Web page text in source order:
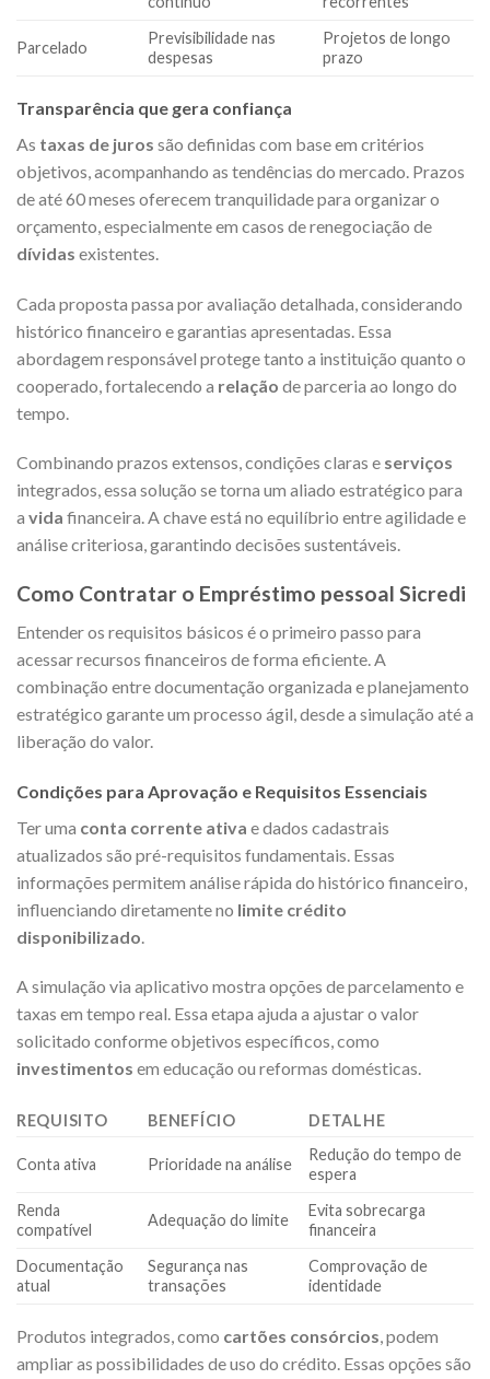
Parcelado
Previsibilidade nas
despesas
Projetos de longo
prazo
Transparência que gera confiança
As taxas de juros são definidas com base em critérios
objetivos, acompanhando as tendências do mercado. Prazos
de até 60 meses oferecem tranquilidade para organizar o
orçamento, especialmente em casos de renegociação de
dívidas existentes.
Cada proposta passa por avaliação detalhada, considerando
histórico financeiro e garantias apresentadas. Essa
abordagem responsável protege tanto a instituição quanto o
cooperado, fortalecendo a relação de parceria ao longo do
tempo.
Combinando prazos extensos, condições claras e serviços
integrados, essa solução se torna um aliado estratégico para
a vida financeira. A chave está no equilíbrio entre agilidade e
análise criteriosa, garantindo decisões sustentáveis.
Como Contratar o Empréstimo pessoal Sicredi
Entender os requisitos básicos é o primeiro passo para
acessar recursos financeiros de forma eficiente. A
combinação entre documentação organizada e planejamento
estratégico garante um processo ágil, desde a simulação até a
liberação do valor.
Condições para Aprovação e Requisitos Essenciais
Ter uma conta corrente ativa e dados cadastrais
atualizados são pré-requisitos fundamentais. Essas
informações permitem análise rápida do histórico financeiro,
influenciando diretamente no limite crédito
disponibilizado
A simulação via aplicativo mostra opções de parcelamento e
taxas em tempo real. Essa etapa ajuda a ajustar o valor
solicitado conforme objetivos específicos, como
investimentos em educação ou reformas domésticas.
REQUISITO BENEFÍCIO DETALHE
Conta ativa Prioridade na análise
Redução do tempo de
espera
Renda
compatível
Adequação do limite
Evita sobrecarga
financeira
Documentação
atual
Segurança nas
transações
Comprovação de
identidade
Produtos integrados, como cartões consórcios, podem
ampliar as possibilidades de uso do crédito. Essas opções são